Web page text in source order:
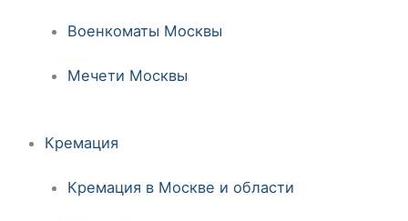
Военкоматы Москвы
Мечети Москвы
Кремация
Кремация в Москве и области